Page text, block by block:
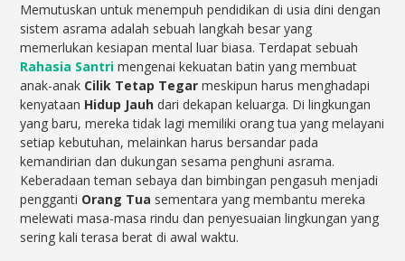
Memutuskan untuk menempuh pendidikan di usia dini dengan
sistem asrama adalah sebuah langkah besar yang
memerlukan kesiapan mental luar biasa. Terdapat sebuah
Rahasia Santri mengenai kekuatan batin yang membuat
anak-anak Cilik Tetap Tegar meskipun harus menghadapi
kenyataan Hidup Jauh dari dekapan keluarga. Di lingkungan
yang baru, mereka tidak lagi memiliki orang tua yang melayani
setiap kebutuhan, melainkan harus bersandar pada
kemandirian dan dukungan sesama penghuni asrama.
Keberadaan teman sebaya dan bimbingan pengasuh menjadi
pengganti Orang Tua sementara yang membantu mereka
melewati masa-masa rindu dan penyesuaian lingkungan yang
sering kali terasa berat di awal waktu.